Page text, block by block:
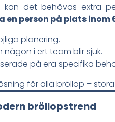
det behövas extra
en person på plats
planering.
i ert team blir sjuk.
på era specifika
för alla bröllop –
bröllopstrend